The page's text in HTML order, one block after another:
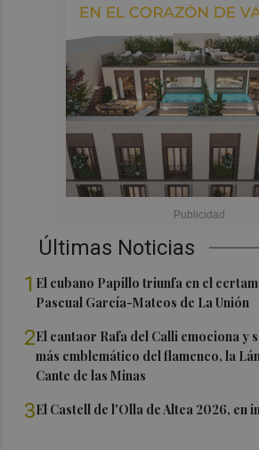
Últimas Noticias
1 El cubano Papillo triunfa en el
Pascual García-Mateos de La Unión
2El cantaor Rafa del Calli emociona y
más emblemático del flamenco, la
Cante de las Minas
3El Castell de l'Olla de Altea 2026, en